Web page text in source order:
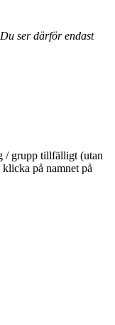
ser därför endast
/ grupp tillfälligt (utan
på namnet på